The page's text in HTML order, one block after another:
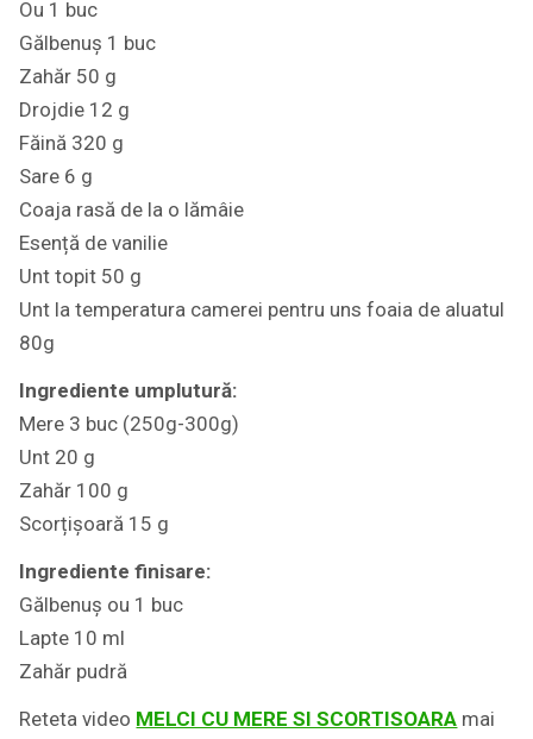
Ou 1 buc
Gălbenuș 1 buc
Zahăr 50 g
Drojdie 12 g
Făină 320 g
Sare 6 g
Coaja rasă de la o lămâie
Esență de vanilie
Unt topit 50 g
Unt la temperatura camerei pentru uns foaia de aluatul
80g
Ingrediente umplutură:
Mere 3 buc (250g-300g)
Unt 20 g
Zahăr 100 g
Scorțișoară 15 g
Ingrediente finisare:
Gălbenuș ou 1 buc
Lapte 10 ml
Zahăr pudră
Reteta video MELCI CU MERE SI SCORTISOARA mai